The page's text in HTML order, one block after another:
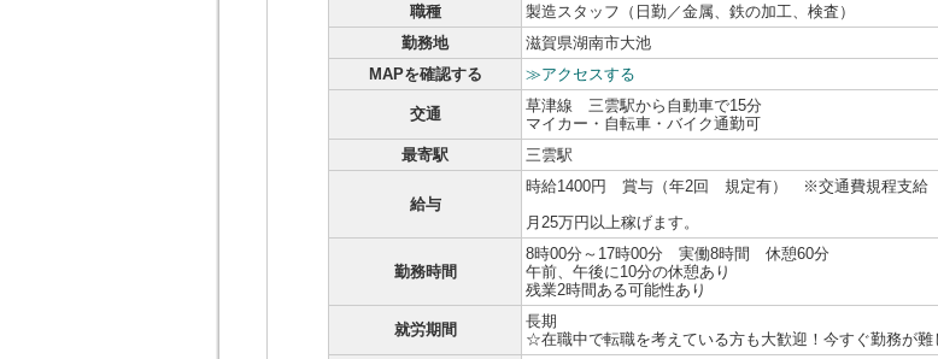
職種
製造スタッフ（日勤／金属、鉄の加工、検査）
勤務地
滋賀県湖南市大池
MAPを確認する
≫アクセスする
交通
草津線 三雲駅から自動車で15分
マイカー・自転車・バイク通勤可
最寄駅
三雲駅
給与
時給1400円 賞与（年2回 規定有） ※交通費規程支給
月25万円以上稼げます。
勤務時間
8時00分～17時00分 実働8時間 休憩60分
午前、午後に10分の休憩あり
残業2時間ある可能性あり
就労期間
長期
☆在職中で転職を考えている方も大歓迎！今すぐ勤務が難